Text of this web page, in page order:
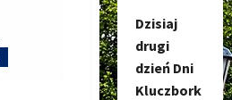
Dzisiaj
drugi
dzień Dni
Kluczbork